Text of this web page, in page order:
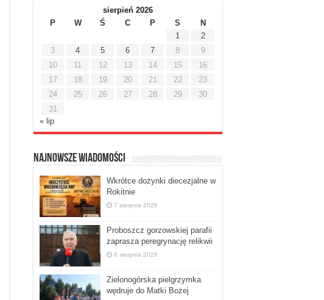
sierpień 2026
P
W Ś C P S
N
1
2
3
4 5 6 7 8
9
10
11 12 13 14 15
16
17
18 19 20 21 22
23
24
25 26 27 28 29
30
31
« lip
Najnowsze Wiadomości
Wkrótce dożynki diecezjalne w
Rokitnie
7 sierpnia 2026
Proboszcz gorzowskiej parafii
zaprasza peregrynację relikwii
6 sierpnia 2026
Zielonogórska pielgrzymka
wędruje do Matki Bożej